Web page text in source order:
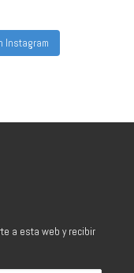
Instagram
a esta web y recibir